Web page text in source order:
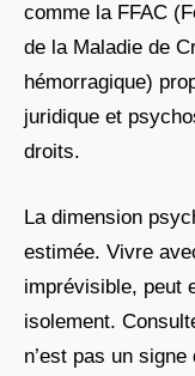
comme la FFAC
de la Maladie de
hémorragique)
juridique et
droits.
La dimension
estimée. Vivre
imprévisible, peut
isolement.
n’est pas un